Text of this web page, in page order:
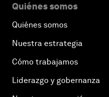
Quiénes somos
Quiénes somos
Nuestra estrategia
Cómo trabajamos
Liderazgo y gobernanza